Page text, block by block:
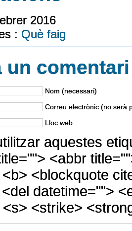
2016
: Què faig
un comentari
Nom (necessari)
Correu electrònic (no serà
Lloc web
aquestes
<abbr
<blockquote
datetime="">
<strike>